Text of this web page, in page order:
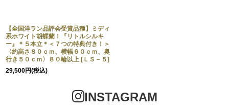
【全国洋ラン品評会受賞品種】ミディ
系ホワイト胡蝶蘭！『リトルシルキ
ー』＊５本立＊＜７つの特典付き！＞
〈約高さ８０ｃｍ、横幅６０ｃｍ、奥
行き５０ｃｍ〉８０輪以上 [ ＬＳ－５]
29,500円(税込)
INSTAGRAM